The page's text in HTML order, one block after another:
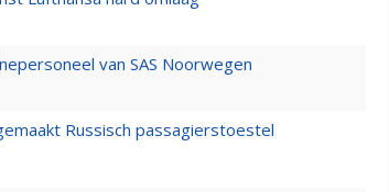
van SAS Noorwegen
Russisch passagierstoestel